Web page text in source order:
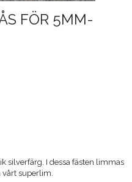
FÖR 5MM-
silverfärg. I dessa fästen limmas
superlim.